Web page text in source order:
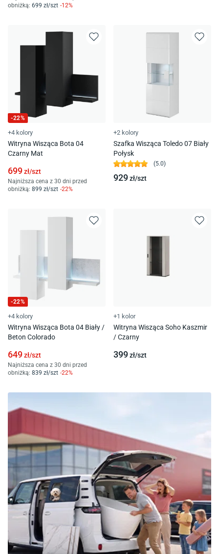
obniżką: 699 zł/szt -12%
-22%
+4 kolory
Witryna Wisząca Bota 04
Czarny Mat
699zł/szt
Najniższa cena z 30 dni przed
obniżką: 899 zł/szt -22%
+2 kolory
Szafka Wisząca Toledo 07 Biały
Połysk
(5.0)
929zł/szt
-22%
+4 kolory
Witryna Wisząca Bota 04 Biały /
Beton Colorado
649zł/szt
Najniższa cena z 30 dni przed
obniżką: 839 zł/szt -22%
+1 kolor
Witryna Wisząca Soho Kaszmir
/ Czarny
399zł/szt